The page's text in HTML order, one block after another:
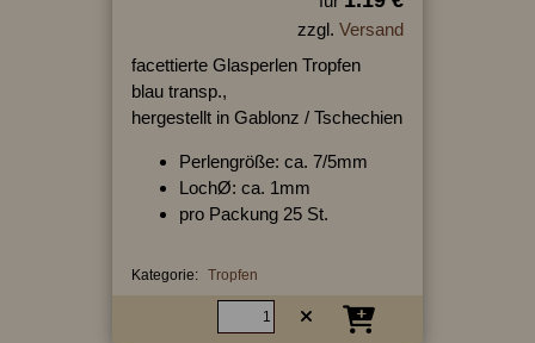
zzgl. Versand
facettierte Glasperlen Tropfen
blau transp.,
hergestellt in Gablonz / Tschechien
Perlengröße: ca. 7/5mm
LochØ: ca. 1mm
pro Packung 25 St.
Kategorie: Tropfen